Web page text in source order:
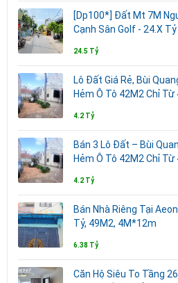
[Dp100*] Đất Mt 7M
Cạnh Sân Golf - 24.X Tỷ
24.5 Tỷ
Lô Đất Giá Rẻ, Bùi
Hẻm Ô Tô 42M2 Chỉ Từ
4.2 Tỷ
Bán 3 Lô Đất – Bùi
Hẻm Ô Tô 42M2 Chỉ Từ
4.2 Tỷ
Bán Nhà Riêng Tại
Tỷ, 49M2, 4M*12m
6.38 Tỷ
Căn Hộ Siêu To Tầng